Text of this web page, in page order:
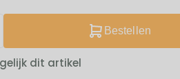
Bestellen
dit artikel